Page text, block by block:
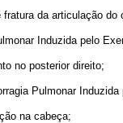
da articulação do
Induzida pelo
no posterior direito;
Pulmonar
na cabeça;